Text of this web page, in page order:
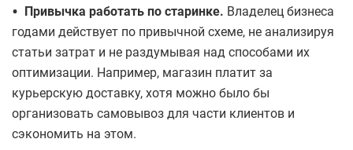
• Привычка работать по старинке. Владелец бизнеса
годами действует по привычной схеме, не анализируя
статьи затрат и не раздумывая над способами их
оптимизации. Например, магазин платит за
курьерскую доставку, хотя можно было бы
организовать самовывоз для части клиентов и
сэкономить на этом.